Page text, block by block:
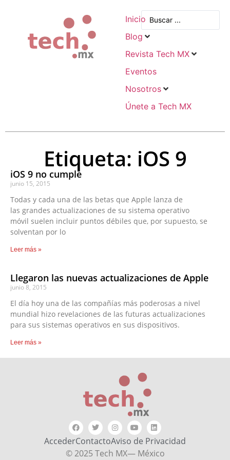
Inicio
Blog
Revista Tech MX
Eventos
Nosotros
Únete a Tech MX
Etiqueta: iOS 9
iOS 9 no cumple
junio 15, 2015
Todas y cada una de las betas que Apple lanza de
las grandes actualizaciones de su sistema operativo
móvil suelen incluir puntos débiles que, por supuesto, se
solventan por lo
Leer más »
Llegaron las nuevas actualizaciones de Apple
junio 8, 2015
El día hoy una de las compañías más poderosas a nivel
mundial hizo revelaciones de las futuras actualizaciones
para sus sistemas operativos en sus dispositivos.
Leer más »
AccederContactoAviso de Privacidad
© 2025 Tech MX— México